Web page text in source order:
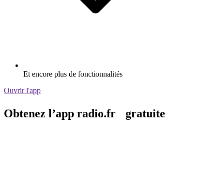
Et encore plus de fonctionnalités
Ouvrir l'app
Obtenez l’app radio.fr gratuite